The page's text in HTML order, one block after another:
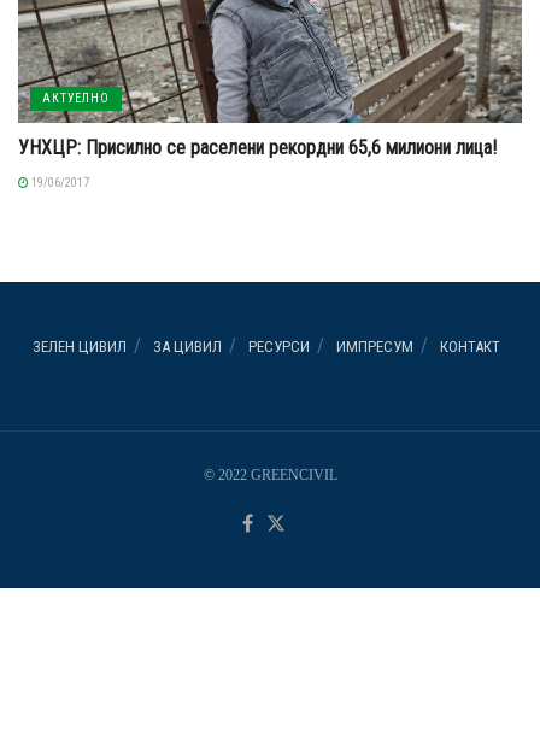
АКТУЕЛНО
УНХЦР: Присилно се раселени рекордни 65,6 милиони лица!
19/06/2017
ЗЕЛЕН ЦИВИЛ ЗА ЦИВИЛ РЕСУРСИ ИМПРЕСУМ КОНТАКТ
© 2022 GREENCIVIL